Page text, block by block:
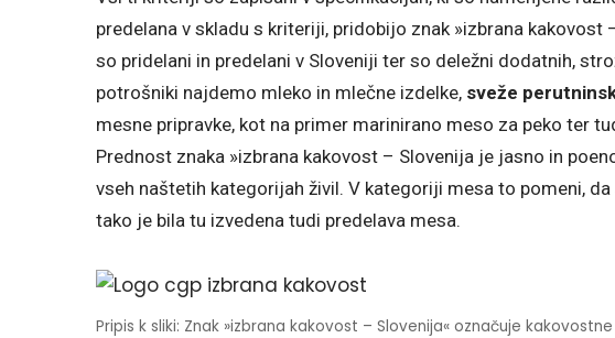
predelana v skladu s kriteriji, pridobijo znak »izbrana kakovost
so pridelani in predelani v Sloveniji ter so deležni dodatnih,
potrošniki najdemo mleko in mlečne izdelke, sveže
mesne pripravke, kot na primer marinirano meso za peko ter
Prednost znaka »izbrana kakovost – Slovenija je jasno in
vseh naštetih kategorijah živil. V kategoriji mesa to pomeni,
tako je bila tu izvedena tudi predelava mesa.
Pripis k sliki: Znak »izbrana kakovost – Slovenija« označuje